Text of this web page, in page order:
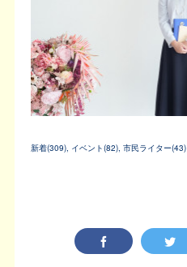
新着(309) イベント(82) 市民ライター(43)